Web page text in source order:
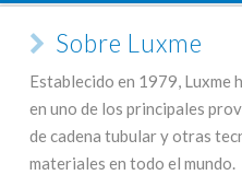
Sobre Luxme
Establecido en 1979, Luxme
en uno de los principales
de cadena tubular y otras
materiales en todo el mundo.